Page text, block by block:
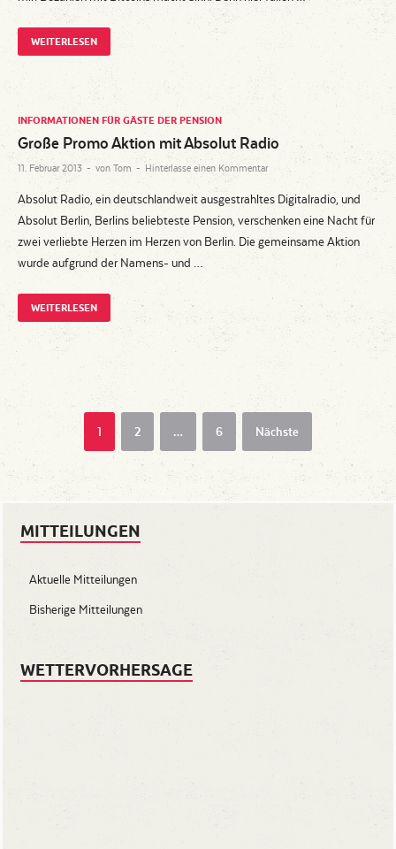
WEITERLESEN
INFORMATIONEN FÜR GÄSTE DER PENSION
Große Promo Aktion mit Absolut Radio
11. Februar 2013 - von Tom - Hinterlasse einen Kommentar
Absolut Radio, ein deutschlandweit ausgestrahltes Digitalradio, und
Absolut Berlin, Berlins beliebteste Pension, verschenken eine Nacht für
zwei verliebte Herzen im Herzen von Berlin. Die gemeinsame Aktion
wurde aufgrund der Namens- und …
WEITERLESEN
1 2 … 6 Nächste
MITTEILUNGEN
Aktuelle Mitteilungen
Bisherige Mitteilungen
WETTERVORHERSAGE